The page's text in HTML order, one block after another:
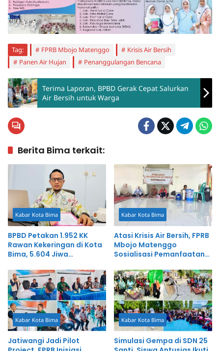
Tag: FPRB Mbojo Matenggo
Krisis Air Bersih
Panen Air Hujan
Penanggulangan Bencana
Terima Laporan, BPBD Gerak Cepat Salurkan
Air Bersih untuk Warga
Berita Bima terkait:
Kabar Kota Bima
BPBD Petakan 1.952 KK
Rawan Kekeringan di Kota
Bima, 5.604 Jiwa
Kabar Kota Bima
Atasi Krisis Air Bersih, FPRB
Mbojo Matenggo
Sosialisasi Pemanfaatan
Kabar Kota Bima
Jatiwangi Jadi Pilot
Kabar Kota Bima
Simulasi Gempa di SDN 25